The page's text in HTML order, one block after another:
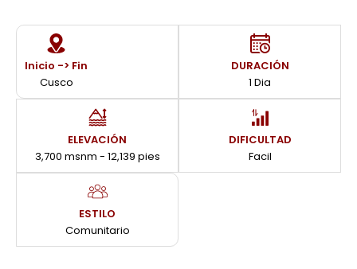
Inicio -> Fin
Cusco
DURACIÓN
1 Dia
ELEVACIÓN
3,700 msnm - 12,139 pies
DIFICULTAD
Facil
ESTILO
Comunitario